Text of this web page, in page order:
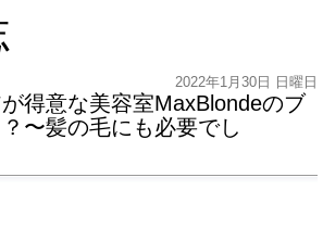
2022年1月30日 日曜日
得意な美容室MaxBlondeのブ
〜髪の毛にも必要でし